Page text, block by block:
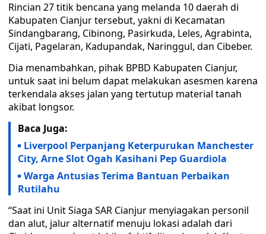
Rincian 27 titik bencana yang melanda 10 daerah di
Kabupaten Cianjur tersebut, yakni di Kecamatan
Sindangbarang, Cibinong, Pasirkuda, Leles, Agrabinta,
Cijati, Pagelaran, Kadupandak, Naringgul, dan Cibeber.
Dia menambahkan, pihak BPBD Kabupaten Cianjur,
untuk saat ini belum dapat melakukan asesmen karena
terkendala akses jalan yang tertutup material tanah
akibat longsor.
Baca Juga:
Liverpool Perpanjang Keterpurukan Manchester
City, Arne Slot Ogah Kasihani Pep Guardiola
Warga Antusias Terima Bantuan Perbaikan
Rutilahu
“Saat ini Unit Siaga SAR Cianjur menyiagakan personil
dan alut, jalur alternatif menuju lokasi adalah dari